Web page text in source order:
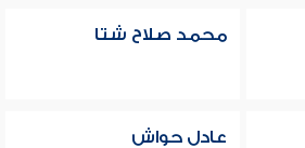
محمد صلاح شتا
عادل حواش